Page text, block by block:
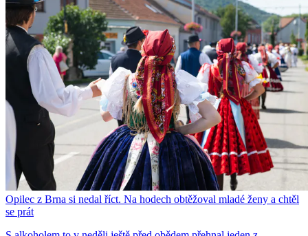
Opilec z Brna si nedal říct. Na hodech obtěžoval mladé ženy a chtěl
se prát